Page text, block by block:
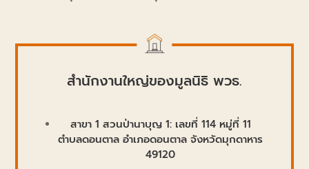
สำนักงานใหญ่ของมูลนิธิ พวธ.
สาขา 1 สวนป่านาบุญ 1: เลขที่ 114 หมู่ที่ 11
ตำบลดอนตาล อำเภอดอนตาล จังหวัดมุกดาหาร
49120